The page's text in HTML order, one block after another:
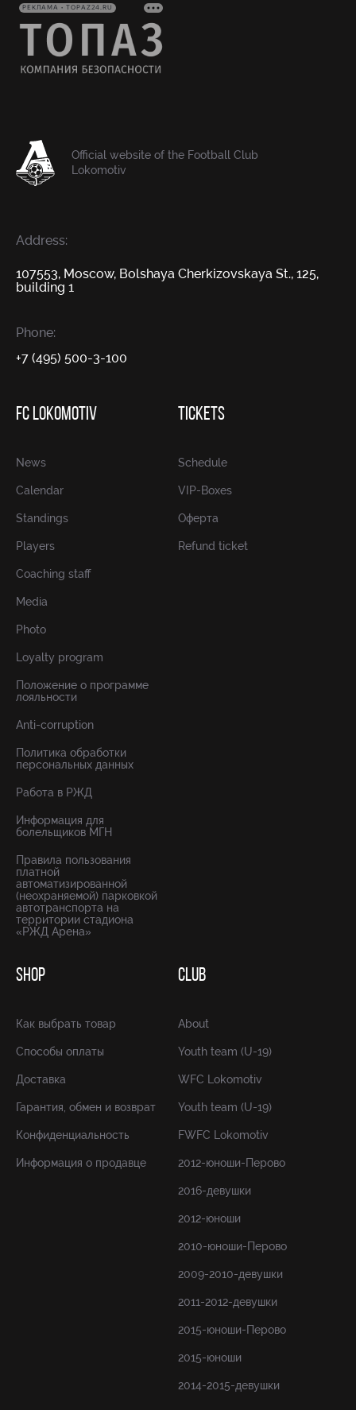
РЕКЛАМА • TOPAZ24.RU
Official website of the Football Club
Lokomotiv
Address:
107553, Moscow, Bolshaya Cherkizovskaya St., 125,
building 1
Phone:
+7 (495) 500-3-100
FC LOKOMOTIV
News
Calendar
Standings
Players
Coaching staff
Media
Photo
Loyalty program
Положение о программе
лояльности
Anti-corruption
Политика обработки
персональных данных
Работа в РЖД
Информация для
болельщиков МГН
Правила пользования
платной
автоматизированной
(неохраняемой) парковкой
автотранспорта на
территории стадиона
«РЖД Арена»
TICKETS
Schedule
VIP-Boxes
Оферта
Refund ticket
SHOP
Как выбрать товар
Способы оплаты
Доставка
Гарантия, обмен и возврат
Конфиденциальность
Информация о продавце
CLUB
About
Youth team (U-19)
WFC Lokomotiv
Youth team (U-19)
FWFC Lokomotiv
2012-юноши-Перово
2016-девушки
2012-юноши
2010-юноши-Перово
2009-2010-девушки
2011-2012-девушки
2015-юноши-Перово
2015-юноши
2014-2015-девушки